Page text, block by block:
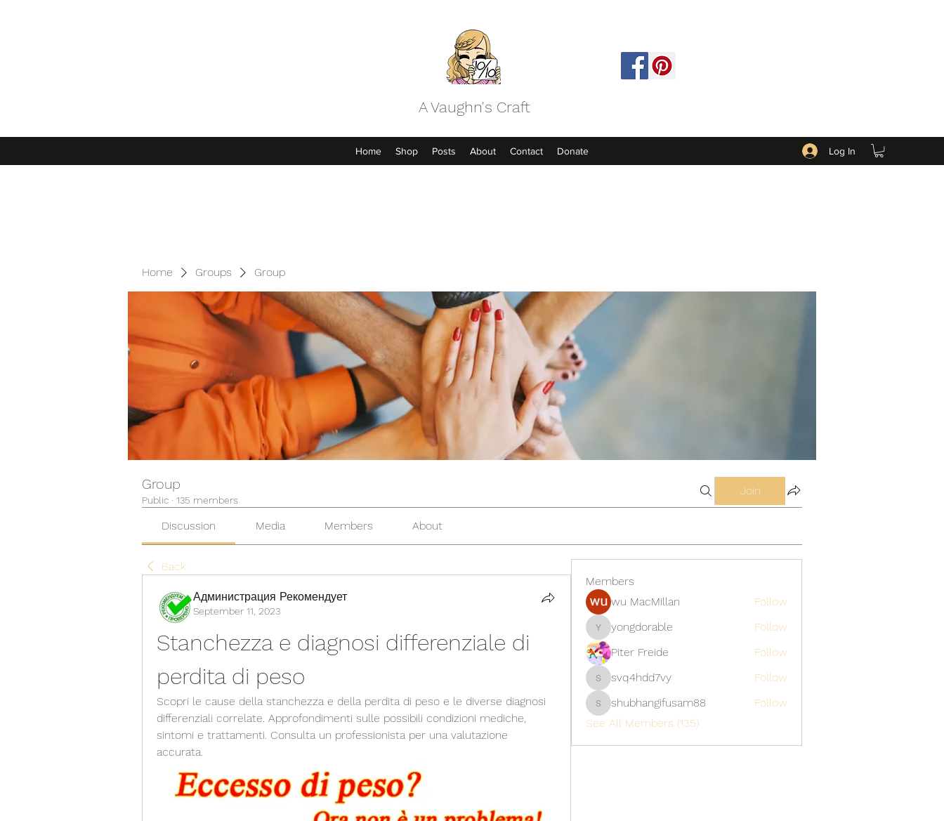
A Vaughn's Craft
Home Shop Posts About Contact Donate Log In
Home Groups Group
Group
Public · 135 members
Join
Discussion Media Members About
Back
Администрация Рекомендует
September 11, 2023
Stanchezza e diagnosi differenziale di
perdita di peso
Scopri le cause della stanchezza e della perdita di peso e le diverse diagnosi
differenziali correlate. Approfondimenti sulle possibili condizioni mediche,
sintomi e trattamenti. Consulta un professionista per una valutazione
accurata.
Members
wu MacMillan
Follow
yongdorable
yongdorable
Follow
Piter Freide
Follow
svq4hdd7vy
svq4hdd7vy Follow
shubhangifusam88
shubhangifusam88
Follow
See All Members (135)